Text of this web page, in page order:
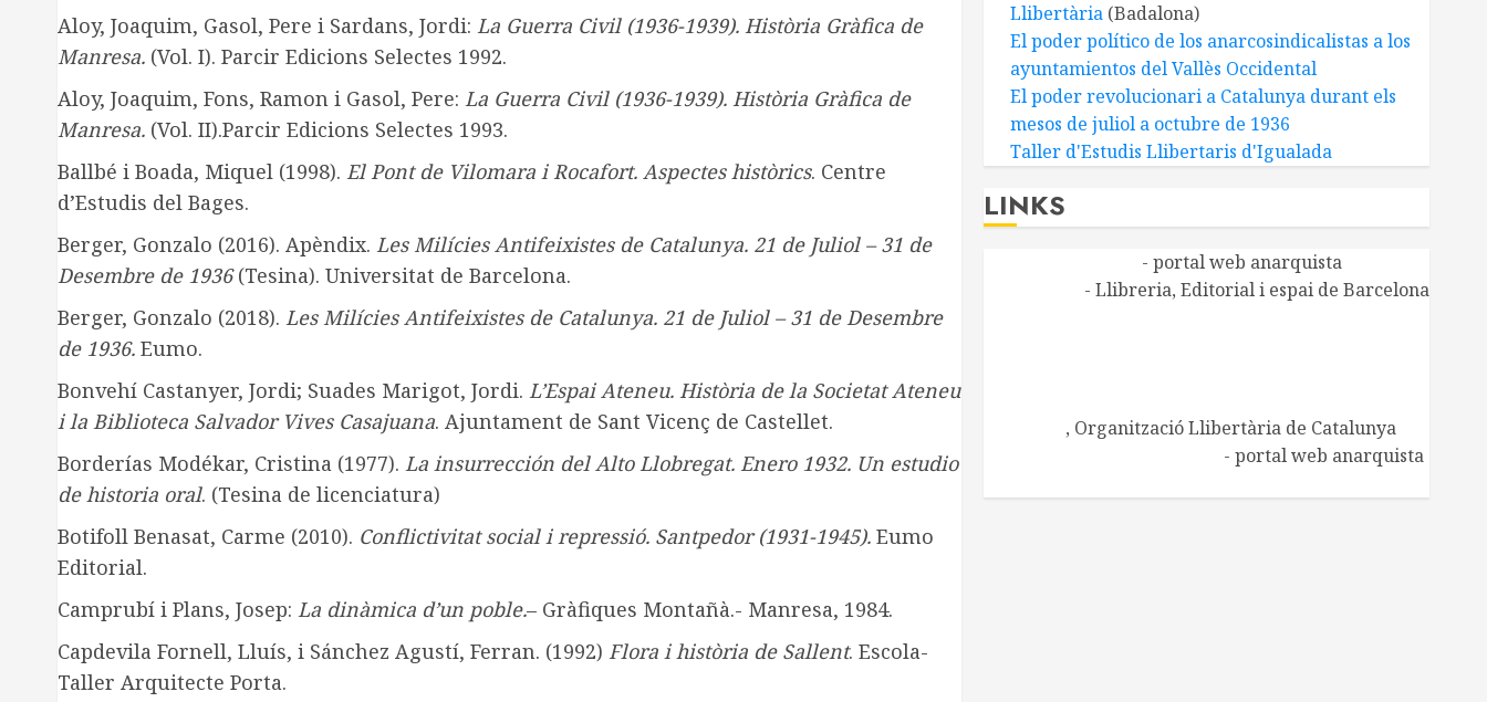
Aloy, Joaquim, Gasol, Pere i Sardans, Jordi: La Guerra Civil (1936-1939). Història Gràfica de
Manresa. (Vol. I). Parcir Edicions Selectes 1992.
Aloy, Joaquim, Fons, Ramon i Gasol, Pere: La Guerra Civil (1936-1939). Història Gràfica de
Manresa. (Vol. II).Parcir Edicions Selectes 1993.
Ballbé i Boada, Miquel (1998). El Pont de Vilomara i Rocafort. Aspectes històrics. Centre
d’Estudis del Bages.
Berger, Gonzalo (2016). Apèndix. Les Milícies Antifeixistes de Catalunya. 21 de Juliol – 31 de
Desembre de 1936(Tesina). Universitat de Barcelona.
Berger, Gonzalo (2018). Les Milícies Antifeixistes de Catalunya. 21 de Juliol – 31 de Desembre
de 1936. Eumo.
Bonvehí Castanyer, Jordi; Suades Marigot, Jordi. L’Espai Ateneu. Història de la Societat Ateneu
i la Biblioteca Salvador Vives Casajuana. Ajuntament de Sant Vicenç de Castellet.
Borderías Modékar, Cristina (1977). La insurrección del Alto Llobregat. Enero 1932. Un estudio
de historia oral. (Tesina de licenciatura)
Botifoll Benasat, Carme (2010). Conflictivitat social i repressió. Santpedor (1931-1945). Eumo
Editorial.
Camprubí i Plans, Josep: La dinàmica d’un poble.– Gràfiques Montañà.- Manresa, 1984.
Capdevila Fornell, Lluís, i Sánchez Agustí, Ferran. (1992) Flora i història de Sallent. Escola-
Taller Arquitecte Porta.
Llibertària(Badalona)
El poder político de los anarcosindicalistas a los
ayuntamientos del Vallès Occidental
El poder revolucionari a Catalunya durant els
mesos de juliol a octubre de 1936
Taller d'Estudis Llibertaris d'Igualada
LINKS
- portal web anarquista
- Llibreria, Editorial i espai de Barcelona
, Organització Llibertària de Catalunya
- portal web anarquista